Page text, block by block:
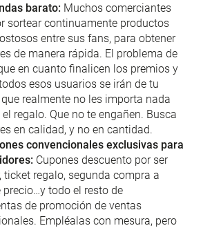
barato: Muchos comerciantes
sortear continuamente productos
entre sus fans, para obtener
de manera rápida. El problema de
en cuanto finalicen los premios y
esos usuarios se irán de tu
realmente no les importa nada
regalo. Que no te engañen. Busca
en calidad, y no en cantidad.
convencionales exclusivas para
Cupones descuento por ser
ticket regalo, segunda compra a
precio…y todo el resto de
de promoción de ventas
Empléalas con mesura, pero